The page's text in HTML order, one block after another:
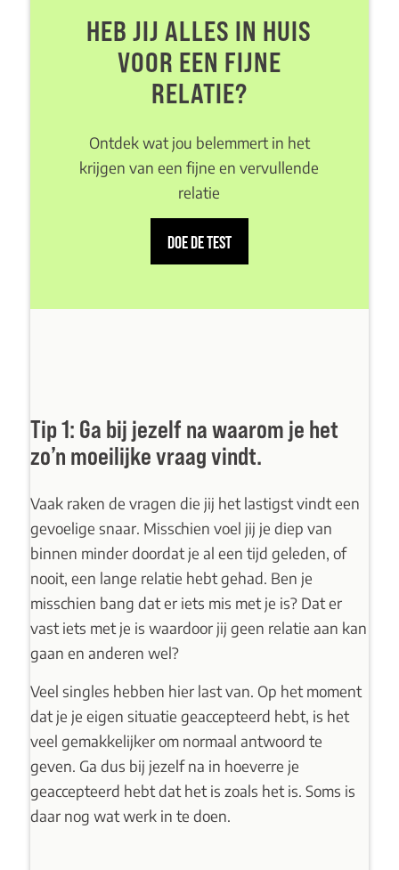
HEB JIJ ALLES IN HUIS
VOOR EEN FIJNE
RELATIE?
Ontdek wat jou belemmert in het
krijgen van een fijne en vervullende
relatie
DOE DE TEST
Tip 1: Ga bij jezelf na waarom je het
zo’n moeilijke vraag vindt.
Vaak raken de vragen die jij het lastigst vindt een
gevoelige snaar. Misschien voel jij je diep van
binnen minder doordat je al een tijd geleden, of
nooit, een lange relatie hebt gehad. Ben je
misschien bang dat er iets mis met je is? Dat er
vast iets met je is waardoor jij geen relatie aan kan
gaan en anderen wel?
Veel singles hebben hier last van. Op het moment
dat je je eigen situatie geaccepteerd hebt, is het
veel gemakkelijker om normaal antwoord te
geven. Ga dus bij jezelf na in hoeverre je
geaccepteerd hebt dat het is zoals het is. Soms is
daar nog wat werk in te doen.